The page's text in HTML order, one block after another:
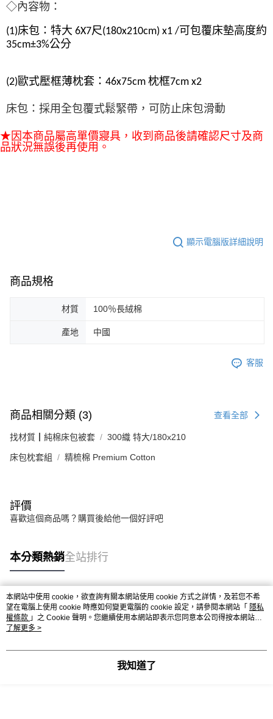
◇內容物：
(1)床包：特大 6X7尺(180x210cm) x1 /可包覆床墊高度約
35cm±3%公分
(2)歐式壓框薄枕套：46x75cm 枕框7cm x2
床包：採用全包覆式鬆緊帶，可防止床包滑動
★因本商品屬高單價寢具，收到商品後請確認尺寸及商
品狀況無誤後再使用。
顯示電腦版詳細說明
商品規格
材質 100％長絨棉
產地 中國
客服
商品相關分類 (3) 查看全部
找材質┃純棉床包被套 300織 特大/180x210
床包枕套組 精梳棉 Premium Cotton
評價
喜歡這個商品嗎？購買後給他一個好評吧
本分類熱銷全站排行
熱門標籤
本網站中使用 cookie，欲查詢有關本網站使用 cookie 方式之詳情，及若您不希
望在電腦上使用 cookie 時應如何變更電腦的 cookie 設定，請參閱本網站「 隱私
權條款 」之 Cookie 聲明。您繼續使用本網站即表示您同意本公司得按本網站使
用條款之 Cookie 聲明使用 cookie。
了解更多 >
我知道了